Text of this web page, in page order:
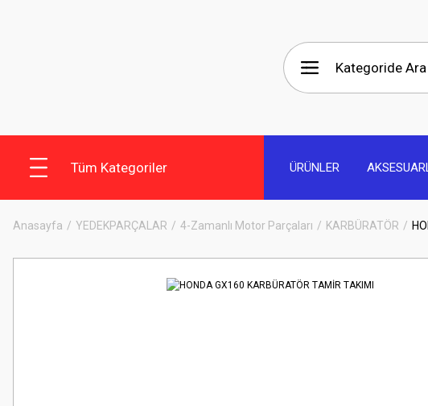
Tüm Kategoriler ÜRÜNLER
Anasayfa YEDEKPARÇALAR 4-Zamanlı Motor Parçaları KARBÜRATÖR